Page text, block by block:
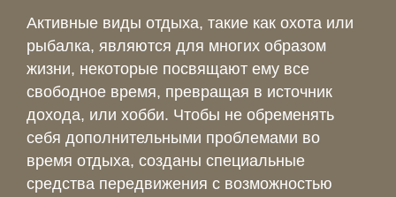
Активные виды отдыха, такие как охота или
рыбалка, являются для многих образом
жизни, некоторые посвящают ему все
свободное время, превращая в источник
дохода, или хобби. Чтобы не обременять
себя дополнительными проблемами во
время отдыха, созданы специальные
средства передвижения с возможностью